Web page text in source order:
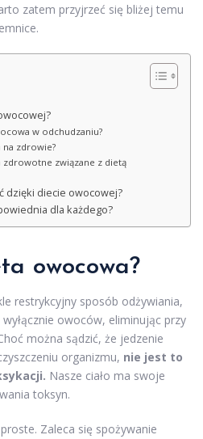
zatem przyjrzeć się bliżej temu
w odchudzaniu?
na zdrowie?
zdrowotne związane z dietą
dzięki diecie owocowej?
dla każdego?
owocowa?
restrykcyjny sposób odżywiania,
owoców, eliminując przy
można sądzić, że jedzenie
organizmu, nie jest to
Nasze ciało ma swoje
toksyn.
Zaleca się spożywanie